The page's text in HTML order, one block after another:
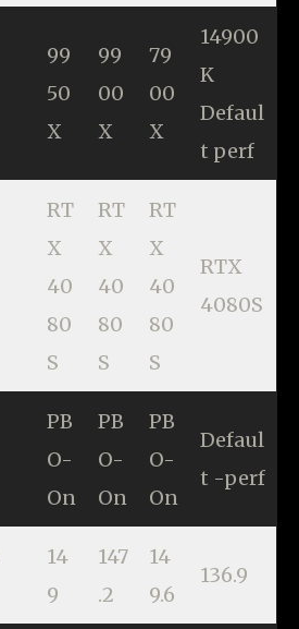
99
50
X
99
00
X
79
00
X
14900
K
Defaul
t perf
RT
X
40
80
S
RT
X
40
80
S
RT
X
40
80
S
RTX
4080S
PB
O-
On
PB
O-
On
PB
O-
On
Defaul
t -perf
14
9
147
.2
14
9.6
136.9